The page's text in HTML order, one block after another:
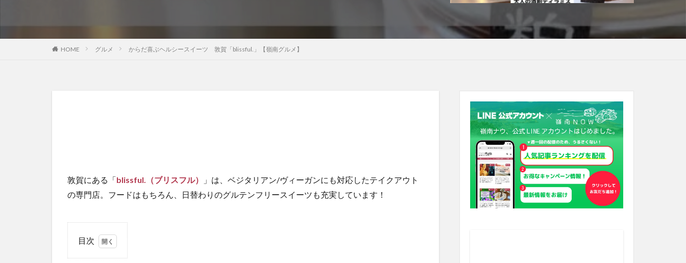
HOME グルメ からだ喜ぶヘルシースイーツ 敦賀「blissful.」【嶺南グルメ】
敦賀にある「blissful.（ブリスフル）
」は、ベジタリアン/ヴィーガンにも対応したテイクアウト
の専門店。フードはもちろん、日替わりのグルテンフリースイーツも充実しています！
目次